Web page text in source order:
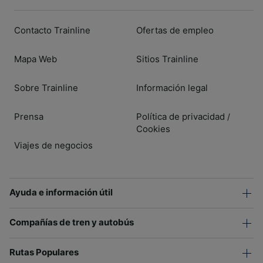
Contacto Trainline
Mapa Web
Sobre Trainline
Prensa
Viajes de negocios
Ofertas de empleo
Sitios Trainline
Información legal
Política de privacidad /
Cookies
Ayuda e información útil
Compañías de tren y autobús
Rutas Populares